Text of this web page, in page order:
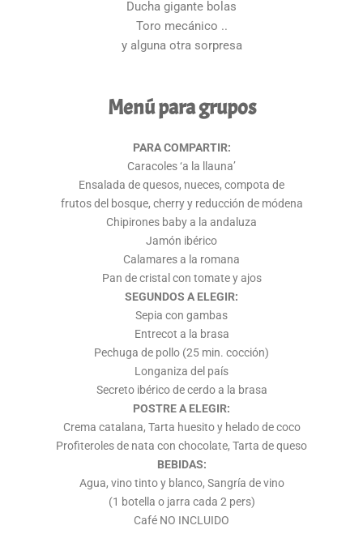
Ducha gigante bolas
Toro mecánico ..
y alguna otra sorpresa
Menú para grupos
PARA COMPARTIR:
Caracoles ‘a la llauna’
Ensalada de quesos, nueces, compota de
frutos del bosque, cherry y reducción de módena
Chipirones baby a la andaluza
Jamón ibérico
Calamares a la romana
Pan de cristal con tomate y ajos
SEGUNDOS A ELEGIR:
Sepia con gambas
Entrecot a la brasa
Pechuga de pollo (25 min. cocción)
Longaniza del país
Secreto ibérico de cerdo a la brasa
POSTRE A ELEGIR:
Crema catalana, Tarta huesito y helado de coco
Profiteroles de nata con chocolate, Tarta de queso
BEBIDAS:
Agua, vino tinto y blanco, Sangría de vino
(1 botella o jarra cada 2 pers)
Café NO INCLUIDO